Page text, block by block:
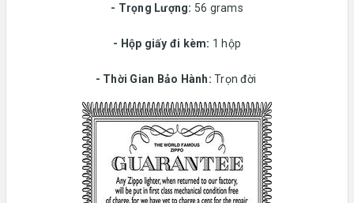
- Trọng Lượng: 56 grams
- Hộp giấy đi kèm: 1 hộp
- Thời Gian Bảo Hành: Trọn đời